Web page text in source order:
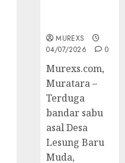
MUREXS
04/07/2026
0
Murexs.com,
Muratara –
Terduga
bandar sabu
asal Desa
Lesung Baru
Muda,